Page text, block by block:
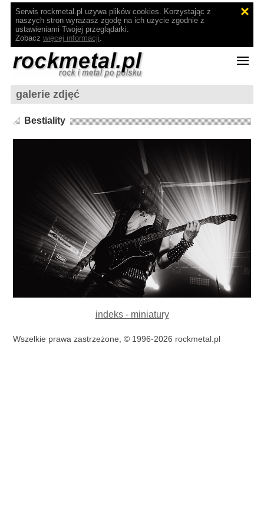
Serwis rockmetal.pl używa plików cookies. Korzystając z
naszych stron wyrażasz zgodę na ich użycie zgodnie z
ustawieniami Twojej przeglądarki.
Zobacz więcej informacji.
galerie zdjęć
Bestiality
indeks - miniatury
Wszelkie prawa zastrzeżone, © 1996-2026 rockmetal.pl